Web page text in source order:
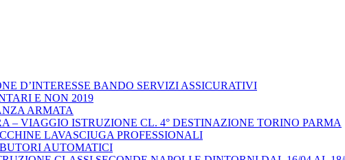
D’INTERESSE BANDO SERVIZI ASSICURATIVI
E NON 2019
ARMATA
– VIAGGIO ISTRUZIONE CL. 4° DESTINAZIONE TORINO PARMA
LAVASCIUGA PROFESSIONALI
AUTOMATICI